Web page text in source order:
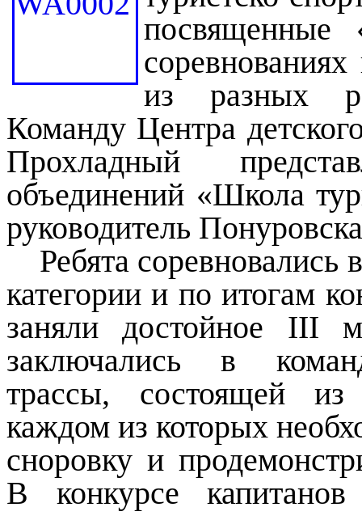
посвященные
из разных
Команду Центра
Прохладный
объединений «Школа
руководитель
Ребята соревновались
категории и по итогам
заняли достойное III
заключались в
трассы, состоящей
каждом из которых
сноровку и
В конкурсе